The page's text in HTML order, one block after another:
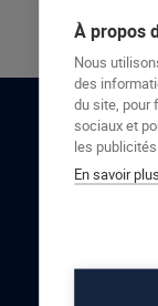
À propos
Nous
des
du site, pour
sociaux et
les publicités.
En savoir plus